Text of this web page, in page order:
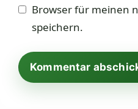
Browser für meinen
speichern.